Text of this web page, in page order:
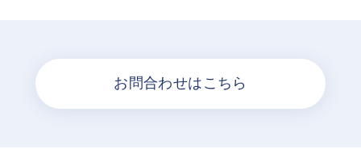
お問合わせはこちら